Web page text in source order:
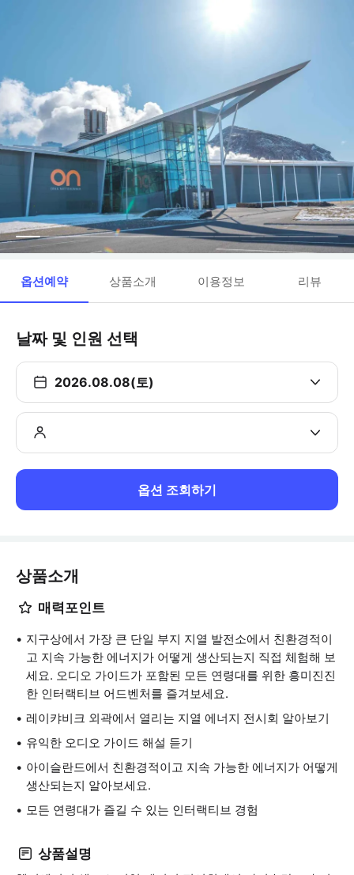
옵션예약 상품소개 이용정보 리뷰
날짜 및 인원 선택
2026.08.08(토)
옵션 조회하기
상품소개
매력포인트
지구상에서 가장 큰 단일 부지 지열 발전소에서 친환경적이
고 지속 가능한 에너지가 어떻게 생산되는지 직접 체험해 보
세요. 오디오 가이드가 포함된 모든 연령대를 위한 흥미진진
한 인터랙티브 어드벤처를 즐겨보세요.
레이캬비크 외곽에서 열리는 지열 에너지 전시회 알아보기
유익한 오디오 가이드 해설 듣기
아이슬란드에서 친환경적이고 지속 가능한 에너지가 어떻게
생산되는지 알아보세요.
모든 연령대가 즐길 수 있는 인터랙티브 경험
상품설명